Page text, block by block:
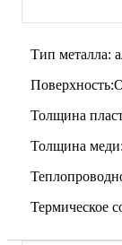
Тип металла:
Толщина
Толщина
Термическое